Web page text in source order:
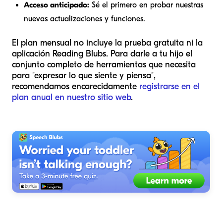
Acceso anticipado: Sé el primero en probar nuestras
nuevas actualizaciones y funciones.
El plan mensual no incluye la prueba gratuita ni la
aplicación Reading Blubs. Para darle a tu hijo el
conjunto completo de herramientas que necesita
para "expresar lo que siente y piensa",
recomendamos encarecidamente registrarse en el
plan anual en nuestro sitio web.